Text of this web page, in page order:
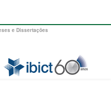
e Dissertações